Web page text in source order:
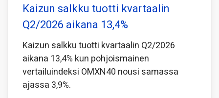
Kaizun salkku tuotti kvartaalin
Q2/2026 aikana 13,4%
Kaizun salkku tuotti kvartaalin Q2/2026
aikana 13,4% kun pohjoismainen
vertailuindeksi OMXN40 nousi samassa
ajassa 3,9%.